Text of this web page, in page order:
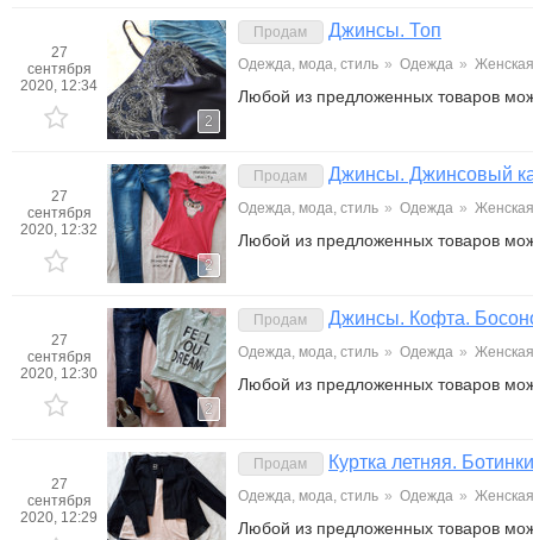
27
сентября
2020, 12:34
2
Продам Джинсы. Топ
Одежда, мода, стиль » Одежда » Женская
Любой из предложенных товаров
27
сентября
2020, 12:32
2
Продам Джинсы. Джинсовый
Одежда, мода, стиль » Одежда » Женская
Любой из предложенных товаров
27
сентября
2020, 12:30
2
Продам Джинсы. Кофта.
Одежда, мода, стиль » Одежда » Женская
Любой из предложенных товаров
27
сентября
2020, 12:29
Продам Куртка летняя. Ботинки
Одежда, мода, стиль » Одежда » Женская
Любой из предложенных товаров